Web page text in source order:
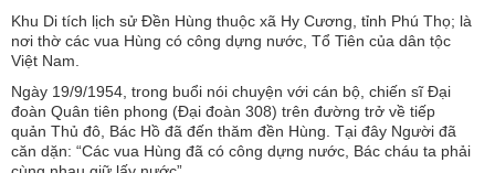
Khu Di tích lịch sử Đền Hùng thuộc xã Hy Cương, tỉnh Phú Thọ; là
nơi thờ các vua Hùng có công dựng nước, Tổ Tiên của dân tộc
Việt Nam.
Ngày 19/9/1954, trong buổi nói chuyện với cán bộ, chiến sĩ Đại
đoàn Quân tiên phong (Đại đoàn 308) trên đường trở về tiếp
quản Thủ đô, Bác Hồ đã đến thăm đền Hùng. Tại đây Người đã
căn dặn: “Các vua Hùng đã có công dựng nước, Bác cháu ta phải